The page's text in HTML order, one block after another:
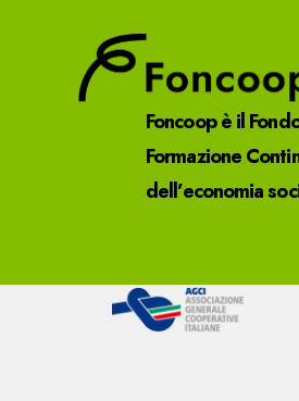
Foncoop è il
Formazione
dell’economia